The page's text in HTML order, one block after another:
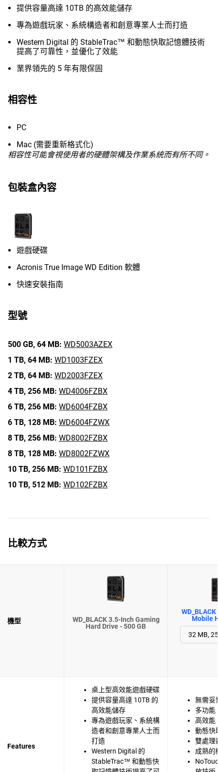
提供容量高達 10TB 的高效能儲存
專為遊戲玩家、系統構造者和創意專業人士而打造
Western Digital 的 StableTrac™ 和動態快取記憶體技術
提高了可靠性，並優化了效能
業界領先的 5 年有限保固
相容性
PC
Mac (需要重新格式化)
相容性可能會視使用者的硬體架構及作業系統而有所不同。
包裝盒內容
遊戲硬碟
Acronis True Image WD Edition 軟體
快速安裝指南
型號
500 GB, 64 MB: WD5003AZEX
1 TB, 64 MB: WD1003FZEX
2 TB, 64 MB: WD2003FZEX
4 TB, 256 MB: WD4006FZBX
6 TB, 256 MB: WD6004FZBX
6 TB, 128 MB: WD6004FZWX
8 TB, 256 MB: WD8002FZBX
8 TB, 128 MB: WD8002FZWX
10 TB, 256 MB: WD101FZBX
10 TB, 512 MB: WD102FZBX
比較方式
機型
WD_BLACK 3.5-Inch Gaming
Hard Drive - 500 GB
Mobile
Features
桌上型高效能遊戲硬碟
提供容量高達 10TB 的
高效能儲存
專為遊戲玩家、系統構
造者和創意專業人士而
打造
Western Digital 的
StableTrac™ 和動態快
無需妥
多功能
高效能
動態快
雙處理
成熟的